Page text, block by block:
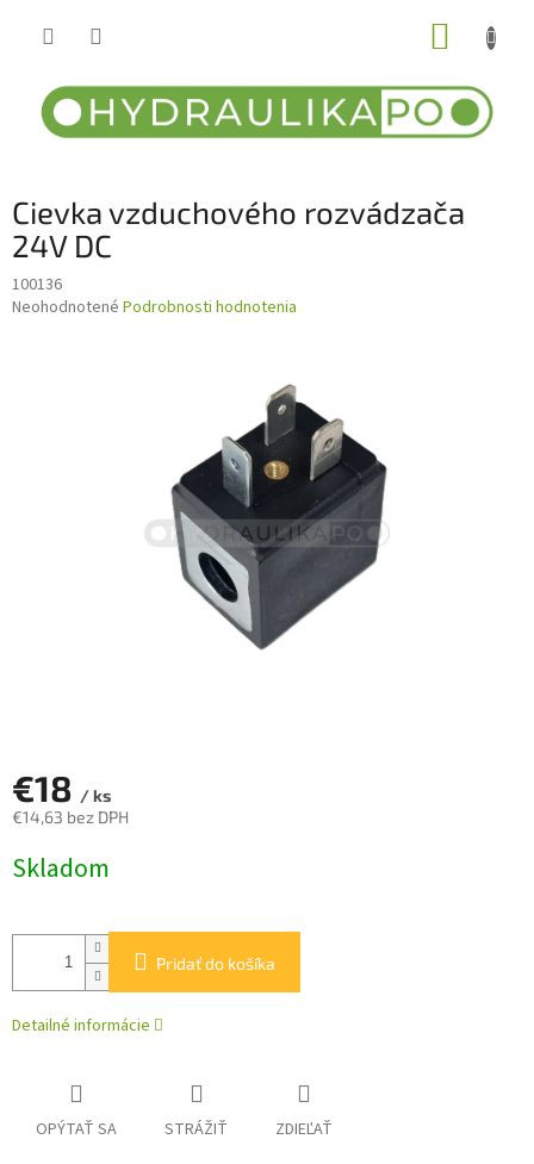
Cievka vzduchového rozvádzača
24V DC
100136
Priemerné
Neohodnotené Podrobnosti hodnotenia
€18 / ks
€14,63 bez DPH
cena:
Skladom
Pridať do košíka
Detailné informácie
OPÝTAŤ SA STRÁŽIŤ ZDIEĽAŤ